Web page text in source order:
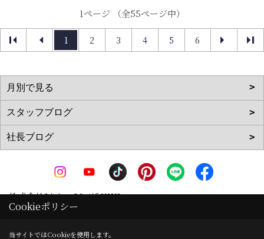
1ページ （全55ページ中）
1 2 3 4 5 6
株式会社Living Motif KIKI
〒519-0142
三重県亀山市天神1丁目2-11-1
Cookieポリシー
当サイトではCookieを使用します。